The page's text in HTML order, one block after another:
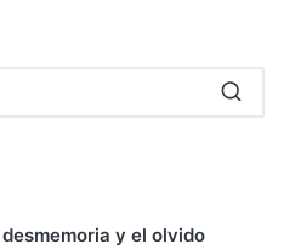
y el olvido